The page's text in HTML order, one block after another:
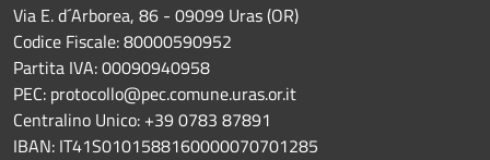
Via E. d´Arborea, 86 - 09099 Uras (OR)
Codice Fiscale: 80000590952
Partita IVA: 00090940958
PEC: protocollo@pec.comune.uras.or.it
Centralino Unico: +39 0783 87891
IBAN: IT41S0101588160000070701285